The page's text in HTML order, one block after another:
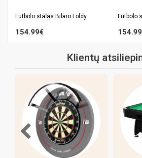
Futbolo stalas Bilaro Foldy
154.99€
Futbolo
Klientų